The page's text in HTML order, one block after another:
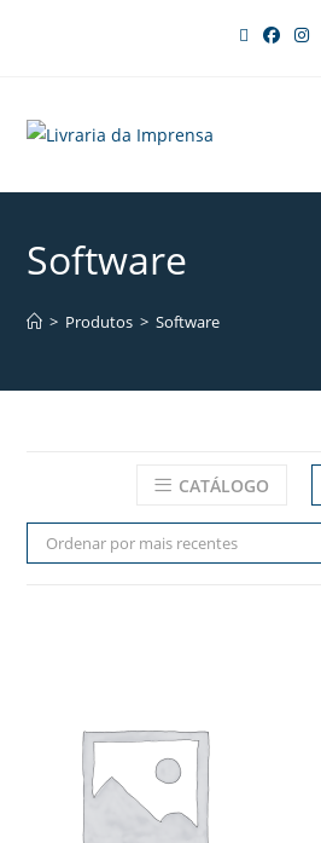
Software
> Produtos > Software
CATÁLOGO
Ordenar por mais recentes